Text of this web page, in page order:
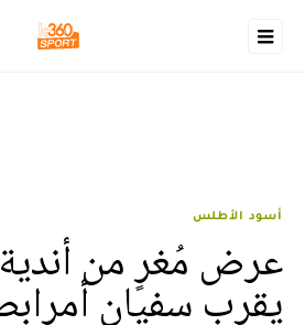
أسود الأطلس
عرض مُغرٍ من أندية
يقرب سفيان